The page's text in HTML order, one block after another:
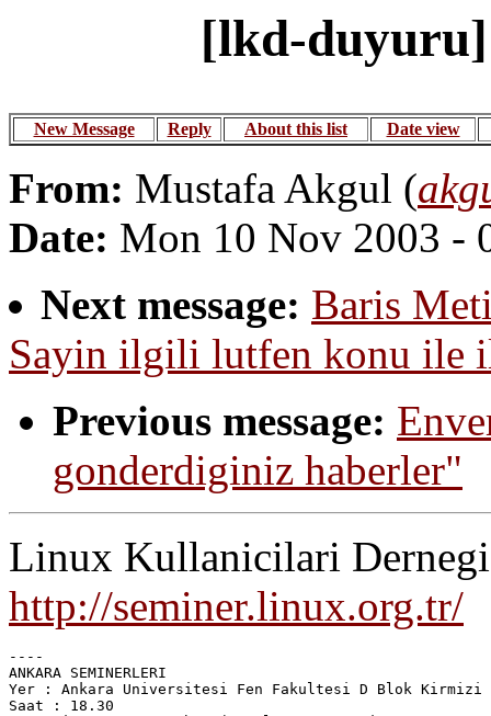
[lkd-
New Message Reply About this list Date view
From: Mustafa Akgul (
Date: Mon 10 Nov 2003 -
Next message: Baris
Sayin ilgili lutfen konu ile
Previous message:
gonderdiginiz haberler"
Linux Kullanicilari
http://seminer.linux.org.tr/
----
ANKARA SEMINERLERI
Yer : Ankara Universitesi Fen Fakultesi D Blok Kirmizi
Saat : 18.30